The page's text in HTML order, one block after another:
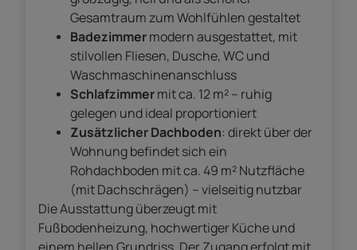
Gesamtraum zum Wohlfühlen gestaltet
Badezimmermodern ausgestattet, mit
stilvollen Fliesen, Dusche, WC und
Waschmaschinenanschluss
Schlafzimmermit ca. 12 m² – ruhig
gelegen und ideal proportioniert
Zusätzlicher Dachboden: direkt über der
Wohnung befindet sich ein
Rohdachboden mit ca. 49 m² Nutzfläche
(mit Dachschrägen) – vielseitig nutzbar
Die Ausstattung überzeugt mit
Fußbodenheizung, hochwertiger Küche und